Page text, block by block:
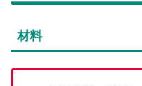
材料